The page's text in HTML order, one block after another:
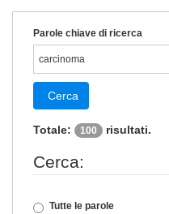
Parole chiave di ricerca
Cerca
Totale: 100 risultati.
Cerca:
Tutte le parole